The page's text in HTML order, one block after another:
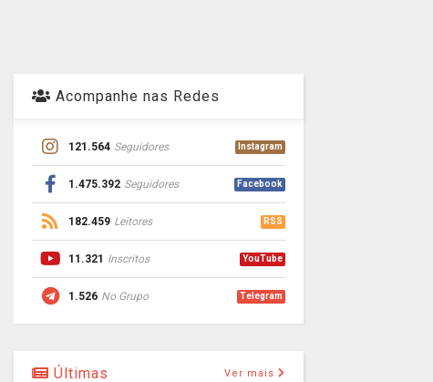
Acompanhe nas Redes
121.564 Seguidores Instagram
1.475.392 Seguidores Facebook
182.459 Leitores RSS
11.321 Inscritos YouTube
1.526 No Grupo Telegram
Últimas Ver mais